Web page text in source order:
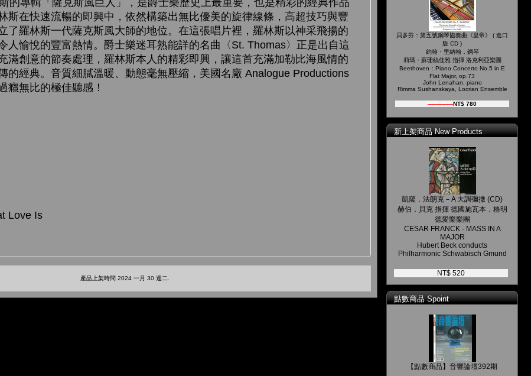
的專輯「薩克斯風巨人」，是爵士樂歷史上最重要，也是精彩的經典作品
斯在快速流暢的即興中，依然構築出無比優美的旋律線條，高超技巧與豐
了羅林斯一代薩克斯風大師的地位。在這張唱片裡，羅林斯以神采飛揚的
人愉悅的豐富熱情。爵士樂迷耳熟能詳的名曲〈St. Thomas〉正是出自這
滿創意的節奏處理，羅林斯本人的精彩即興，讓這首充滿加勒比海風情的
的經典。音質細膩溫暖、動態毫無壓縮，美國名廠 Analogue Productions
癮無比的極佳聽感！
Love Is
產品上架時間 2024 一月 30 週二.
貝多芬：第五號鋼琴協奏曲《皇帝》 ( 進口
版 CD )
約翰・里納翰，鋼琴
莉瑪・蘇珊絲佳雅 指揮 洛克利亞樂團
Beethoven：Piano Concerto No.5 in E
Flat Major, op.73
John Lenahan, piano
Rimma Sushanskaya, Locrian Ensemble
NT$ 900NT$ 780
新上架商品 New Products
凱薩．法朗克－A 大調彌撒 (CD)
赫伯．貝克 指揮 德國施瓦本．格明
德愛樂樂團
CESAR FRANCK - MASS IN A
MAJOR
Hubert Beck conducts
Philharmonic Schwabisch Gmund
NT$ 520
點數商品 Spoint
【點數商品】音響論壇392期